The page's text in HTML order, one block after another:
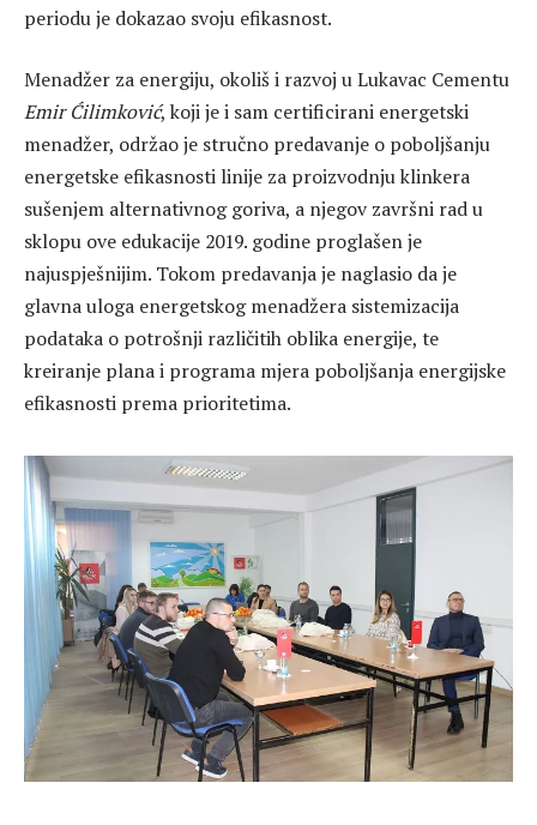
periodu je dokazao svoju efikasnost.
Menadžer za energiju, okoliš i razvoj u Lukavac Cementu
Emir Ćilimković, koji je i sam certificirani energetski
menadžer, održao je stručno predavanje o poboljšanju
energetske efikasnosti linije za proizvodnju klinkera
sušenjem alternativnog goriva, a njegov završni rad u
sklopu ove edukacije 2019. godine proglašen je
najuspješnijim. Tokom predavanja je naglasio da je
glavna uloga energetskog menadžera sistemizacija
podataka o potrošnji različitih oblika energije, te
kreiranje plana i programa mjera poboljšanja energijske
efikasnosti prema prioritetima.